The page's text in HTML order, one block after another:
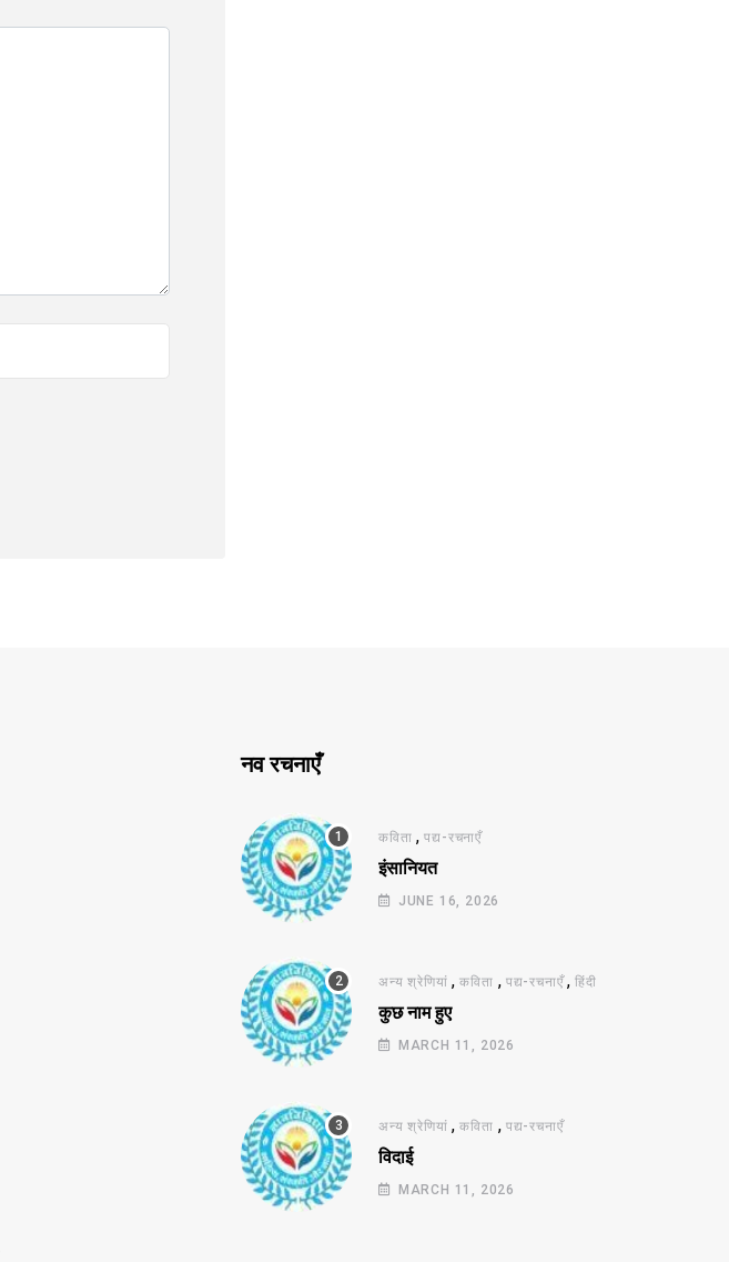
नव रचनाएँ
कविता ,पद्य-रचनाएँ
इंसानियत
JUNE 16, 2026
अन्य श्रेणियां ,कविता , पद्य-रचनाएँ,हिंदी
कुछ नाम हुए
MARCH 11, 2026
अन्य श्रेणियां ,कविता , पद्य-रचनाएँ
विदाई
MARCH 11, 2026